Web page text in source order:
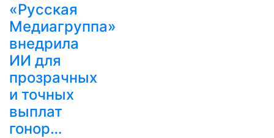
«Русская
Медиагруппа»
внедрила
ИИ для
прозрачных
и точных
выплат
гонор…